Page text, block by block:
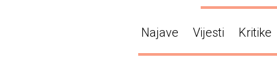
Najave Vijesti Kritike